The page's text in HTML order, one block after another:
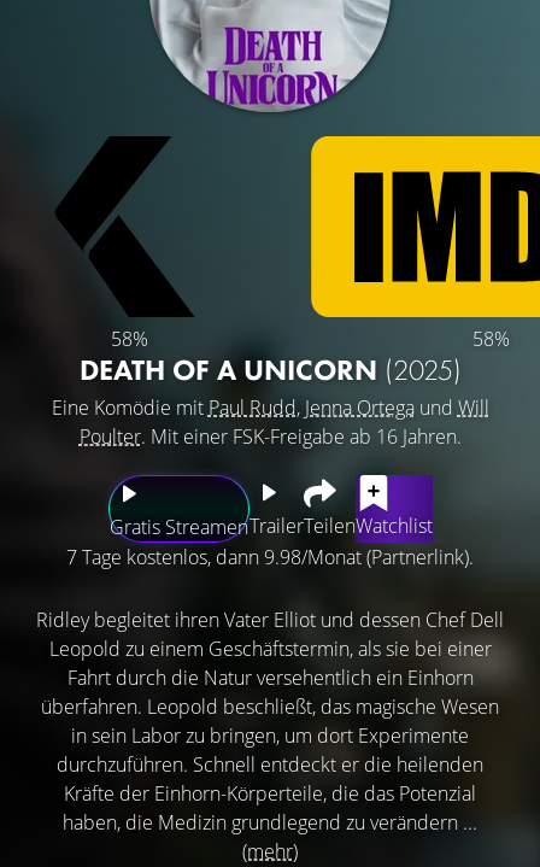
58% 58%
DEATH OF A UNICORN (2025)
Eine Komödie mit Paul Rudd, Jenna Ortegaund Will
Poulter. Mit einer FSK-Freigabe ab 16 Jahren.
Gratis StreamenTrailerTeilenWatchlist
7 Tage kostenlos, dann 9.98/Monat (Partnerlink).
Ridley begleitet ihren Vater Elliot und dessen Chef Dell
Leopold zu einem Geschäftstermin, als sie bei einer
Fahrt durch die Natur versehentlich ein Einhorn
überfahren. Leopold beschließt, das magische Wesen
in sein Labor zu bringen, um dort Experimente
durchzuführen. Schnell entdeckt er die heilenden
Kräfte der Einhorn-Körperteile, die das Potenzial
haben, die Medizin grundlegend zu verändern ...
(mehr)